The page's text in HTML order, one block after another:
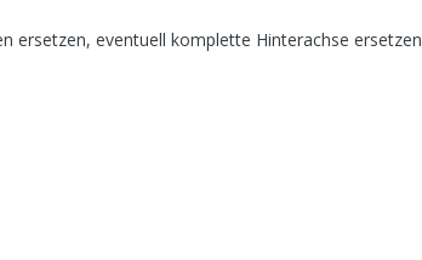
ersetzen, eventuell komplette Hinterachse ersetzen